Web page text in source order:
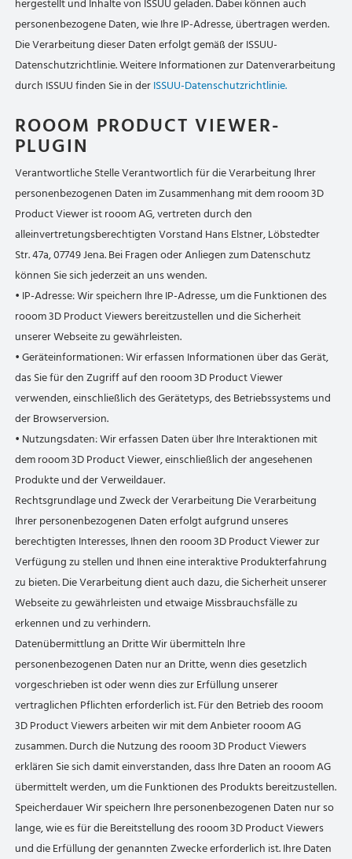
personenbezogene Daten, wie Ihre IP-Adresse, übertragen werden.
Die Verarbeitung dieser Daten erfolgt gemäß der ISSUU-
Datenschutzrichtlinie. Weitere Informationen zur Datenverarbeitung
durch ISSUU finden Sie in derISSUU-Datenschutzrichtlinie.
ROOOM PRODUCT VIEWER-
PLUGIN
Verantwortliche Stelle Verantwortlich für die Verarbeitung Ihrer
personenbezogenen Daten im Zusammenhang mit dem rooom 3D
Product Viewer ist rooom AG, vertreten durch den
alleinvertretungsberechtigten Vorstand Hans Elstner, Löbstedter
Str. 47a, 07749 Jena. Bei Fragen oder Anliegen zum Datenschutz
können Sie sich jederzeit an uns wenden.
• IP-Adresse: Wir speichern Ihre IP-Adresse, um die Funktionen des
rooom 3D Product Viewers bereitzustellen und die Sicherheit
unserer Webseite zu gewährleisten.
• Geräteinformationen: Wir erfassen Informationen über das Gerät,
das Sie für den Zugriff auf den rooom 3D Product Viewer
verwenden, einschließlich des Gerätetyps, des Betriebssystems und
der Browserversion.
• Nutzungsdaten: Wir erfassen Daten über Ihre Interaktionen mit
dem rooom 3D Product Viewer, einschließlich der angesehenen
Produkte und der Verweildauer.
Rechtsgrundlage und Zweck der Verarbeitung Die Verarbeitung
Ihrer personenbezogenen Daten erfolgt aufgrund unseres
berechtigten Interesses, Ihnen den rooom 3D Product Viewer zur
Verfügung zu stellen und Ihnen eine interaktive Produkterfahrung
zu bieten. Die Verarbeitung dient auch dazu, die Sicherheit unserer
Webseite zu gewährleisten und etwaige Missbrauchsfälle zu
erkennen und zu verhindern.
Datenübermittlung an Dritte Wir übermitteln Ihre
personenbezogenen Daten nur an Dritte, wenn dies gesetzlich
vorgeschrieben ist oder wenn dies zur Erfüllung unserer
vertraglichen Pflichten erforderlich ist. Für den Betrieb des rooom
3D Product Viewers arbeiten wir mit dem Anbieter rooom AG
zusammen. Durch die Nutzung des rooom 3D Product Viewers
erklären Sie sich damit einverstanden, dass Ihre Daten an rooom AG
übermittelt werden, um die Funktionen des Produkts bereitzustellen.
Speicherdauer Wir speichern Ihre personenbezogenen Daten nur so
lange, wie es für die Bereitstellung des rooom 3D Product Viewers
und die Erfüllung der genannten Zwecke erforderlich ist. Ihre Daten